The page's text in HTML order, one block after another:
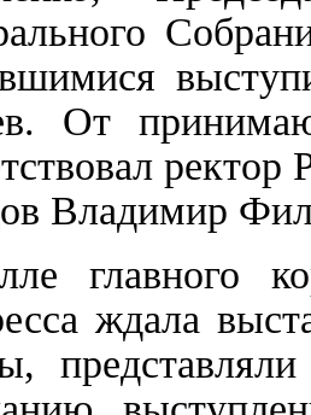
От
ректор
Владимир
главного
ждала